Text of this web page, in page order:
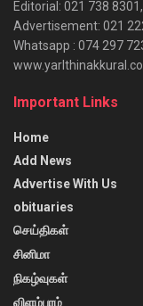
Editorial: 021 738
Advertisement: 021
Whatsapp : 074 297
Important Links
Home
Add News
Advertise With Us
obituaries
செய்திகள்
சினிமா
நிகழ்வுகள்
விளம்பரம்